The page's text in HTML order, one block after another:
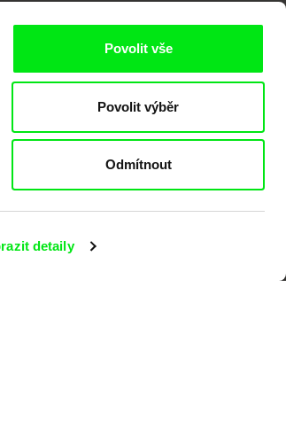
detaily
Povolit vše
Povolit výběr
Odmítnout
sdružených do Doc
kvalitní autorské